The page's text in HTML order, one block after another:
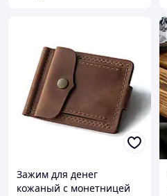
Зажим для денег
кожаный с монетницей